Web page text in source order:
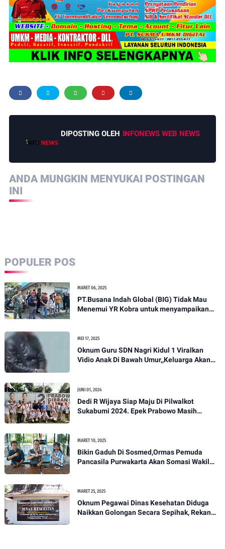
DIPOSTING OLEH INFONEWS WEB NEWS
ANDA MUNGKIN MENYUKAI POSTINGAN
INI
POPULER POS
MARET 06, 2025
PT.Busana Indah Global (BIG) Tidak Mau
Menemui YR Kobra untuk menyampaikan
MEI 17, 2025
Oknum Guru SDN Nagri Kidul 1 Viralkan
Vidio Anak Di Bawah Umur,,Keluarga Akan
JUNI 01, 2024
Dedi R Wijaya Siap Maju Di Pilwalkot
Sukabumi 2024. Epek Prabowo Masih
MARET 10, 2025
Bikin Gaduh Di Sosmed,Ormas Pemuda
Pancasila Purwakarta Akan Somasi Wakil
MARET 25, 2025
Oknum Pegawai Dinas Kesehatan Diduga
Naikkan Golongan Secara Sepihak, Rekan